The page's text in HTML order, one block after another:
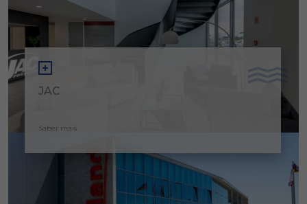
JAC
Saber mais